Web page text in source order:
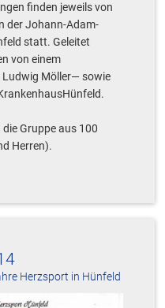
finden jeweils von
der Johann-Adam-
statt. Geleitet
von einem
Ludwig Möller— sowie
Gruppe aus 100
Herren).
Herzsport in Hünfeld